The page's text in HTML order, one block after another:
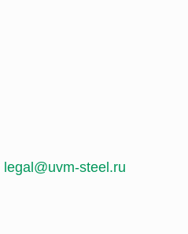
legal@uvm-steel.ru